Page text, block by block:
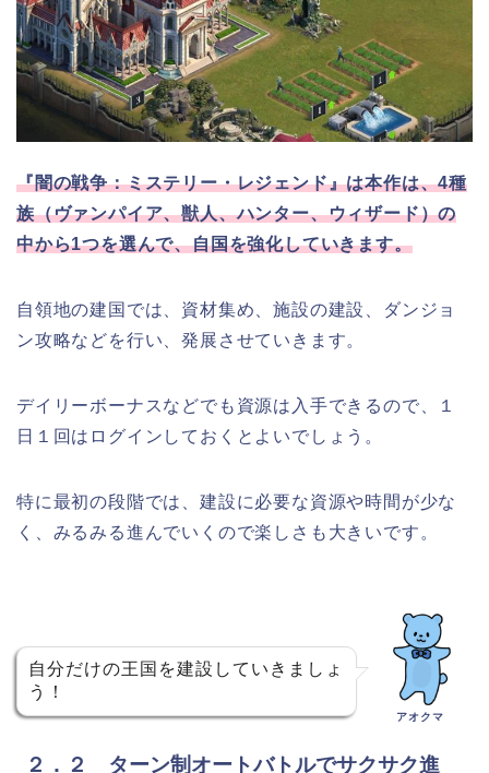
『闇の戦争：ミステリー・レジェンド』は本作は、4種
族（ヴァンパイア、獣人、ハンター、ウィザード）の
中から1つを選んで、自国を強化していきます。
自領地の建国では、資材集め、施設の建設、ダンジョ
ン攻略などを行い、発展させていきます。
デイリーボーナスなどでも資源は入手できるので、１
日１回はログインしておくとよいでしょう。
特に最初の段階では、建設に必要な資源や時間が少な
く、みるみる進んでいくので楽しさも大きいです。
自分だけの王国を建設していきましょ
う！
アオクマ
２．２ ターン制オートバトルでサクサク進